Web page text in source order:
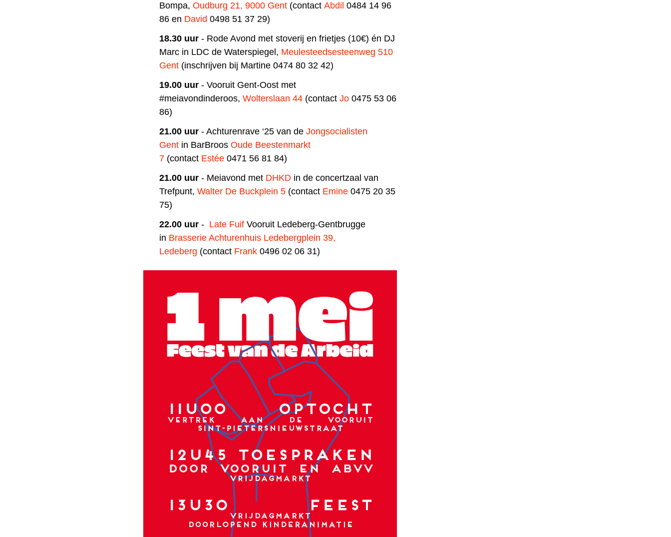
Bompa, Oudburg 21, 9000 Gent (contact Abdil 0484 14 96
86 en David 0498 51 37 29)
18.30 uur - Rode Avond met stoverij en frietjes (10€) én DJ
Marc in LDC de Waterspiegel, Meulesteedsesteenweg 510
Gent (inschrijven bij Martine 0474 80 32 42)
19.00 uur - Vooruit Gent-Oost met
#meiavondinderoos, Wolterslaan 44 (contact Jo 0475 53 06
86)
21.00 uur - Achturenrave ‘25 van de Jongsocialisten
Gent in BarBroos Oude Beestenmarkt
7 (contact Estée 0471 56 81 84)
21.00 uur - Meiavond met DHKD in de concertzaal van
Trefpunt, Walter De Buckplein 5 (contact Emine 0475 20 35
75)
22.00 uur - Late Fuif Vooruit Ledeberg-Gentbrugge
in Brasserie Achturenhuis Ledebergplein 39,
Ledeberg (contact Frank 0496 02 06 31)